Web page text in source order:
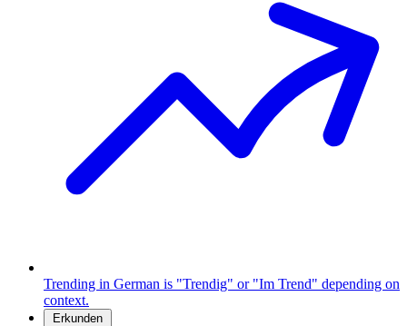
Trending in German is "Trendig" or "Im Trend" depending on
context.
Erkunden